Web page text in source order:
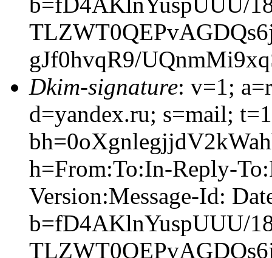
gJf0hvqR9/
Dkim-signature: v=1;
d=yandex.ru; s=mail;
h=From:To:In-Reply-
Version:Message-Id:
b=fD4AKlnYuspUUU/